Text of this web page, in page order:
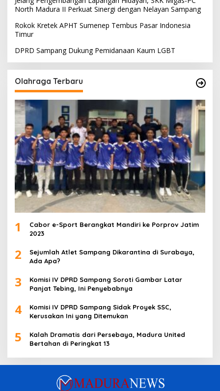
North Madura II Perkuat Sinergi dengan Nelayan Sampang
Rokok Kretek APHT Sumenep Tembus Pasar Indonesia
Timur
DPRD Sampang Dukung Pemidanaan Kaum LGBT
Olahraga Terbaru
1
Cabor e-Sport Berangkat Mandiri ke Porprov Jatim
2023
2
Sejumlah Atlet Sampang Dikarantina di Surabaya,
Ada Apa?
3
Komisi IV DPRD Sampang Soroti Gambar Latar
Panjat Tebing, Ini Penyebabnya
4
Komisi IV DPRD Sampang Sidak Proyek SSC,
Kerusakan Ini yang Ditemukan
5
Kalah Dramatis dari Persebaya, Madura United
Bertahan di Peringkat 13